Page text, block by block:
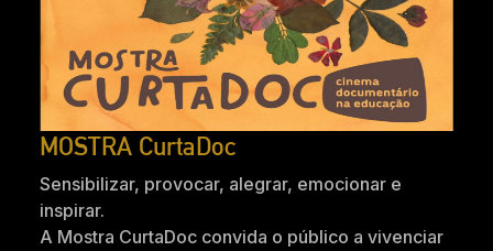
MOSTRA CurtaDoc
Sensibilizar, provocar, alegrar, emocionar e
inspirar.
A Mostra CurtaDoc convida o público a vivenciar